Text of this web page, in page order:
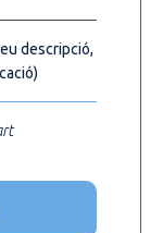
descripció,